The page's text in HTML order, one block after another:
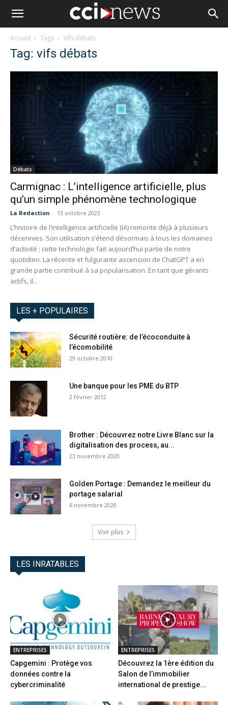
Accueil Tags Vifs débats
Tag: vifs débats
Débats
Carmignac : L’intelligence artificielle, plus
qu’un simple phénomène technologique
La Redaction - 13 octobre 2023
L’histoire de l’intelligence artificielle (IA) remonte déjà à plusieurs
décennies. Son utilisation s’étend désormais à tous les domaines
d’activité ; cette technologie fait aujourd’hui partie de notre
quotidien. La récente et fulgurante ascension de ChatGPT a en
grande partie contribué à sa popularisation. En tant que gérants
actifs, il...
LES + POPULAIRES
Sécurité routière: de l’écoconduite à
l’écomobilité
29 octobre 2010
Une banque pour les PME du BTP
2 février 2012
Brother : Découvrez notre Livre Blanc sur la
digitalisation des process, au...
23 novembre 2020
Golden Portage : Demandez le meilleur du
portage salarial
6 novembre 2020
Voir plus
LES INRATABLES
ENTREPRISES
Capgemini : Protège vos
données contre la
cybercriminalité
ENTREPRISES
Découvrez la 1ère édition du
Salon de l’immobilier
international de prestige...